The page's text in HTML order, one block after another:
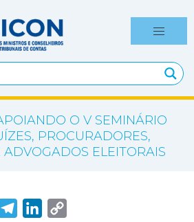
O V SEMINÁRIO
PROCURADORES,
ELEITORAIS
T
e
L